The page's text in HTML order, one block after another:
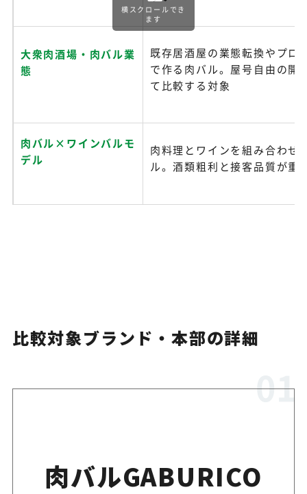
大衆肉酒場・肉バル業
態
既存居酒屋の業態転換やプロ
で作る肉バル。屋号自由の開
て比較する対象
肉バル×ワインバルモ
デル
肉料理とワインを組み合わせ
ル。酒類粗利と接客品質が重
横スクロールでき
ます
比較対象ブランド・本部の詳細
肉バルGABURICO